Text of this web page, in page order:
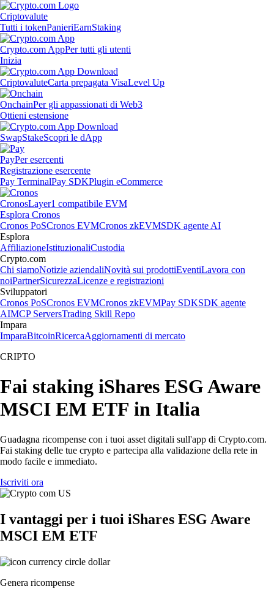
Criptovalute
Tutti i tokenPanieriEarnStaking
Crypto.com AppPer tutti gli utenti
Inizia
CriptovaluteCarta prepagata VisaLevel Up
OnchainPer gli appassionati di Web3
Ottieni estensione
SwapStakeScopri le dApp
PayPer esercenti
Registrazione esercente
Pay TerminalPay SDKPlugin eCommerce
CronosLayer1 compatibile EVM
Esplora Cronos
Cronos PoSCronos EVMCronos zkEVMSDK agente AI
Esplora
AffiliazioneIstituzionaliCustodia
Crypto.com
Chi siamoNotizie aziendaliNovità sui prodottiEventiLavora con
noiPartnerSicurezzaLicenze e registrazioni
Sviluppatori
Cronos PoSCronos EVMCronos zkEVMPay SDKSDK agente
AIMCP ServersTrading Skill Repo
Impara
ImparaBitcoinRicercaAggiornamenti di mercato
CRIPTO
Fai staking iShares ESG Aware
MSCI EM ETF in Italia
Guadagna ricompense con i tuoi asset digitali sull'app di Crypto.com.
Fai staking delle tue crypto e partecipa alla validazione della rete in
modo facile e immediato.
Iscriviti ora
I vantaggi per i tuoi iShares ESG Aware
MSCI EM ETF
Genera ricompense